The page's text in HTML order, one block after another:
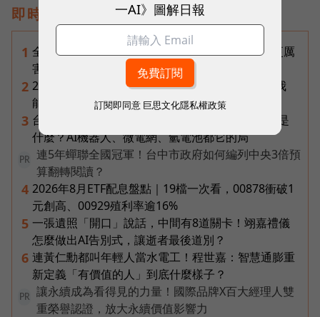
即時熱門文章
1 全台最大全聯首日業績破百萬，蔡篤昌：還會有更厲
害的大型店！為何把餐廳健身房都搬上樓？
2 2026普發一萬最新進度｜國民支援金通過了嗎？我
能領嗎？地方發錢大盤點
3 台達電第二曲線盤點：「不發火的發電機」SOFC是
什麼？AI機器人、微電網、氫電池都它的局
PR
連5年蟬聯全國冠軍！台中市政府如何編列中央3倍預
算翻轉閱讀？
4 2026年8月ETF配息盤點｜19檔一次看，00878衝破1
元創高、00929殖利率逾16%
5 一張遺照「開口」說話，中間有8道關卡！翊嘉禮儀
怎麼做出AI告別式，讓逝者最後道別？
6 連黃仁勳都叫年輕人當水電工！程世嘉：智慧通膨重
新定義「有價值的人」到底什麼樣子？
PR
讓永續成為看得見的力量！國際品牌X百大經理人雙
重榮譽認證，放大永續價值影響力
一AI》圖解日報
訂閱即同意 巨思文化隱私權政策